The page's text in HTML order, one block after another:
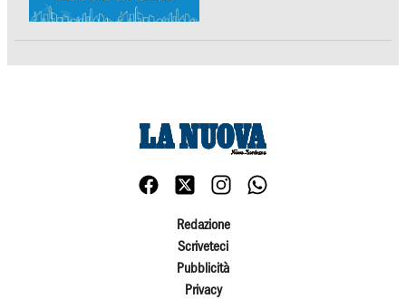
Redazione
Scriveteci
Pubblicità
Privacy